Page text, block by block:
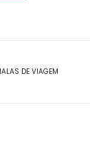
DE VIAGEM